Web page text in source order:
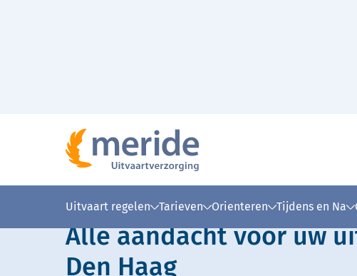
Uitvaart regelen Tarieven Orienteren Tijdens en Na
Lees voor Uitleg woorden Simpele tekst
Alle aandacht voor uw
Den Haag